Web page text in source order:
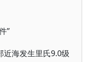
”
海发生里氏9.0级